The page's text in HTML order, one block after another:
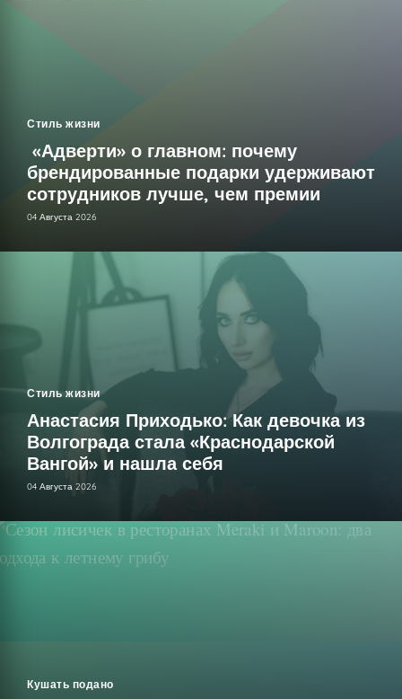
Стиль жизни
«Адверти» о главном: почему
брендированные подарки удерживают
сотрудников лучше, чем премии
04 Августа 2026
Стиль жизни
Анастасия Приходько: Как девочка из
Волгограда стала «Краснодарской
Вангой» и нашла себя
04 Августа 2026
Кушать подано